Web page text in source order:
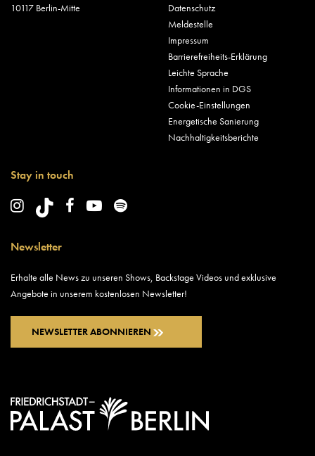
10117 Berlin-Mitte
Datenschutz
Meldestelle
Impressum
Barrierefreiheits-Erklärung
Leichte Sprache
Informationen in DGS
Cookie-Einstellungen
Energetische Sanierung
Nachhaltigkeitsberichte
Stay in touch
Newsletter
Erhalte alle News zu unseren Shows, Backstage Videos und exklusive
Angebote in unserem kostenlosen Newsletter!
NEWSLETTER ABONNIEREN